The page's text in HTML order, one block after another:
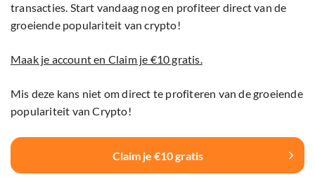
transacties. Start vandaag nog en profiteer direct van de
groeiende populariteit van crypto!
Maak je account en Claim je €10 gratis.
Mis deze kans niet om direct te profiteren van de groeiende
populariteit van Crypto!
Claim je €10 gratis